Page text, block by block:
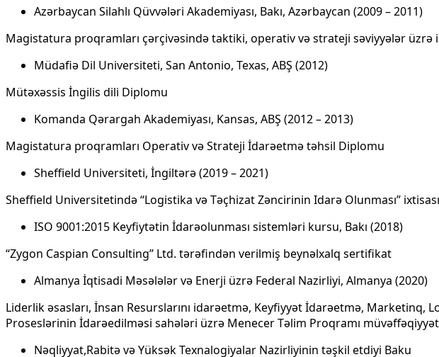
Azərbaycan Silahlı Qüvvələri Akademiyası, Bakı, Azərbaycan (2009 – 2011)
Magistatura proqramları çərçivəsində taktiki, operativ və strateji səviyyələr
Müdafiə Dil Universiteti, San Antonio, Texas, ABŞ (2012)
Mütəxəssis İngilis dili Diplomu
Komanda Qərargah Akademiyası, Kansas, ABŞ (2012 – 2013)
Magistatura proqramları Operativ və Strateji İdarəetmə təhsil Diplomu
Sheffield Universiteti, İngiltərə (2019 – 2021)
Sheffield Universitetində “Logistika və Təçhizat Zəncirinin Idarə Olunması”
ISO 9001:2015 Keyfiytətin İdarəolunması sistemləri kursu, Bakı (2018)
“Zygon Caspian Consulting” Ltd. tərəfindən verilmiş beynəlxalq sertifikat
Almanya İqtisadi Məsələlər və Enerji üzrə Federal Nazirliyi, Almanya (2020)
Liderlik əsasları, İnsan Resurslarını idarəetmə, Keyfiyyət İdarəetmə,
Proseslərinin İdarəedilməsi sahələri üzrə Menecer Təlim Proqramı
Nəqliyyat,Rabitə və Yüksək Texnalogiyalar Nazirliyinin təşkil etdiyi Baku